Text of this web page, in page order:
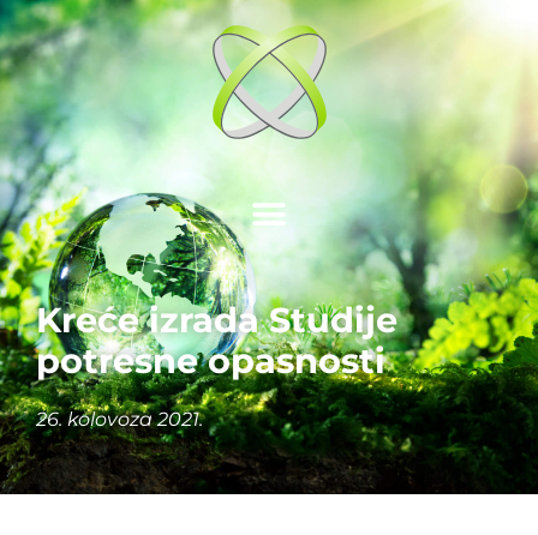
Kreće izrada Studije
potresne opasnosti
26. kolovoza 2021.